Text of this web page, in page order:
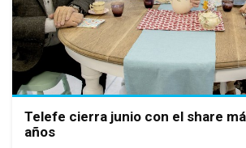
Telefe cierra junio con el share
años